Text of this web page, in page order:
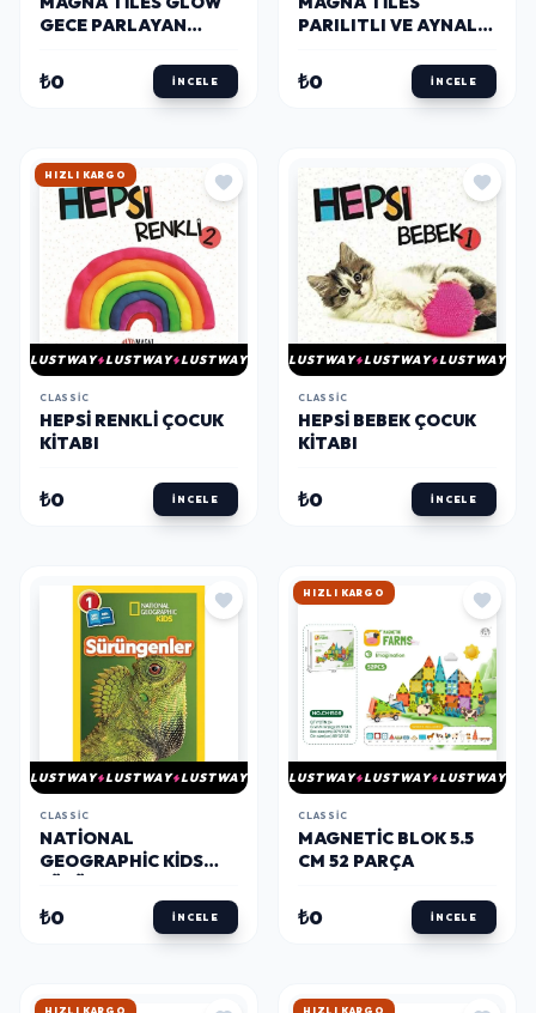
GECE PARLAYAN
₺0 İNCELE
PARILITLI VE AYNALI
₺0 İNCELE
HIZLI KARGO
LUSTWAY LUSTWAY LUSTWAY
CLASSIC
HEPSI RENKLI ÇOCUK
KITABI
₺0 İNCELE
LUSTWAY LUSTWAY LUSTWAY
CLASSIC
HEPSI BEBEK ÇOCUK
KITABI
₺0 İNCELE
LUSTWAY LUSTWAY LUSTWAY
CLASSIC
NATIONAL
GEOGRAPHIC KIDS
₺0 İNCELE
HIZLI KARGO
LUSTWAY LUSTWAY LUSTWAY
CLASSIC
MAGNETIC BLOK 5.5
CM 52 PARÇA
₺0 İNCELE
HIZLI KARGO HIZLI KARGO